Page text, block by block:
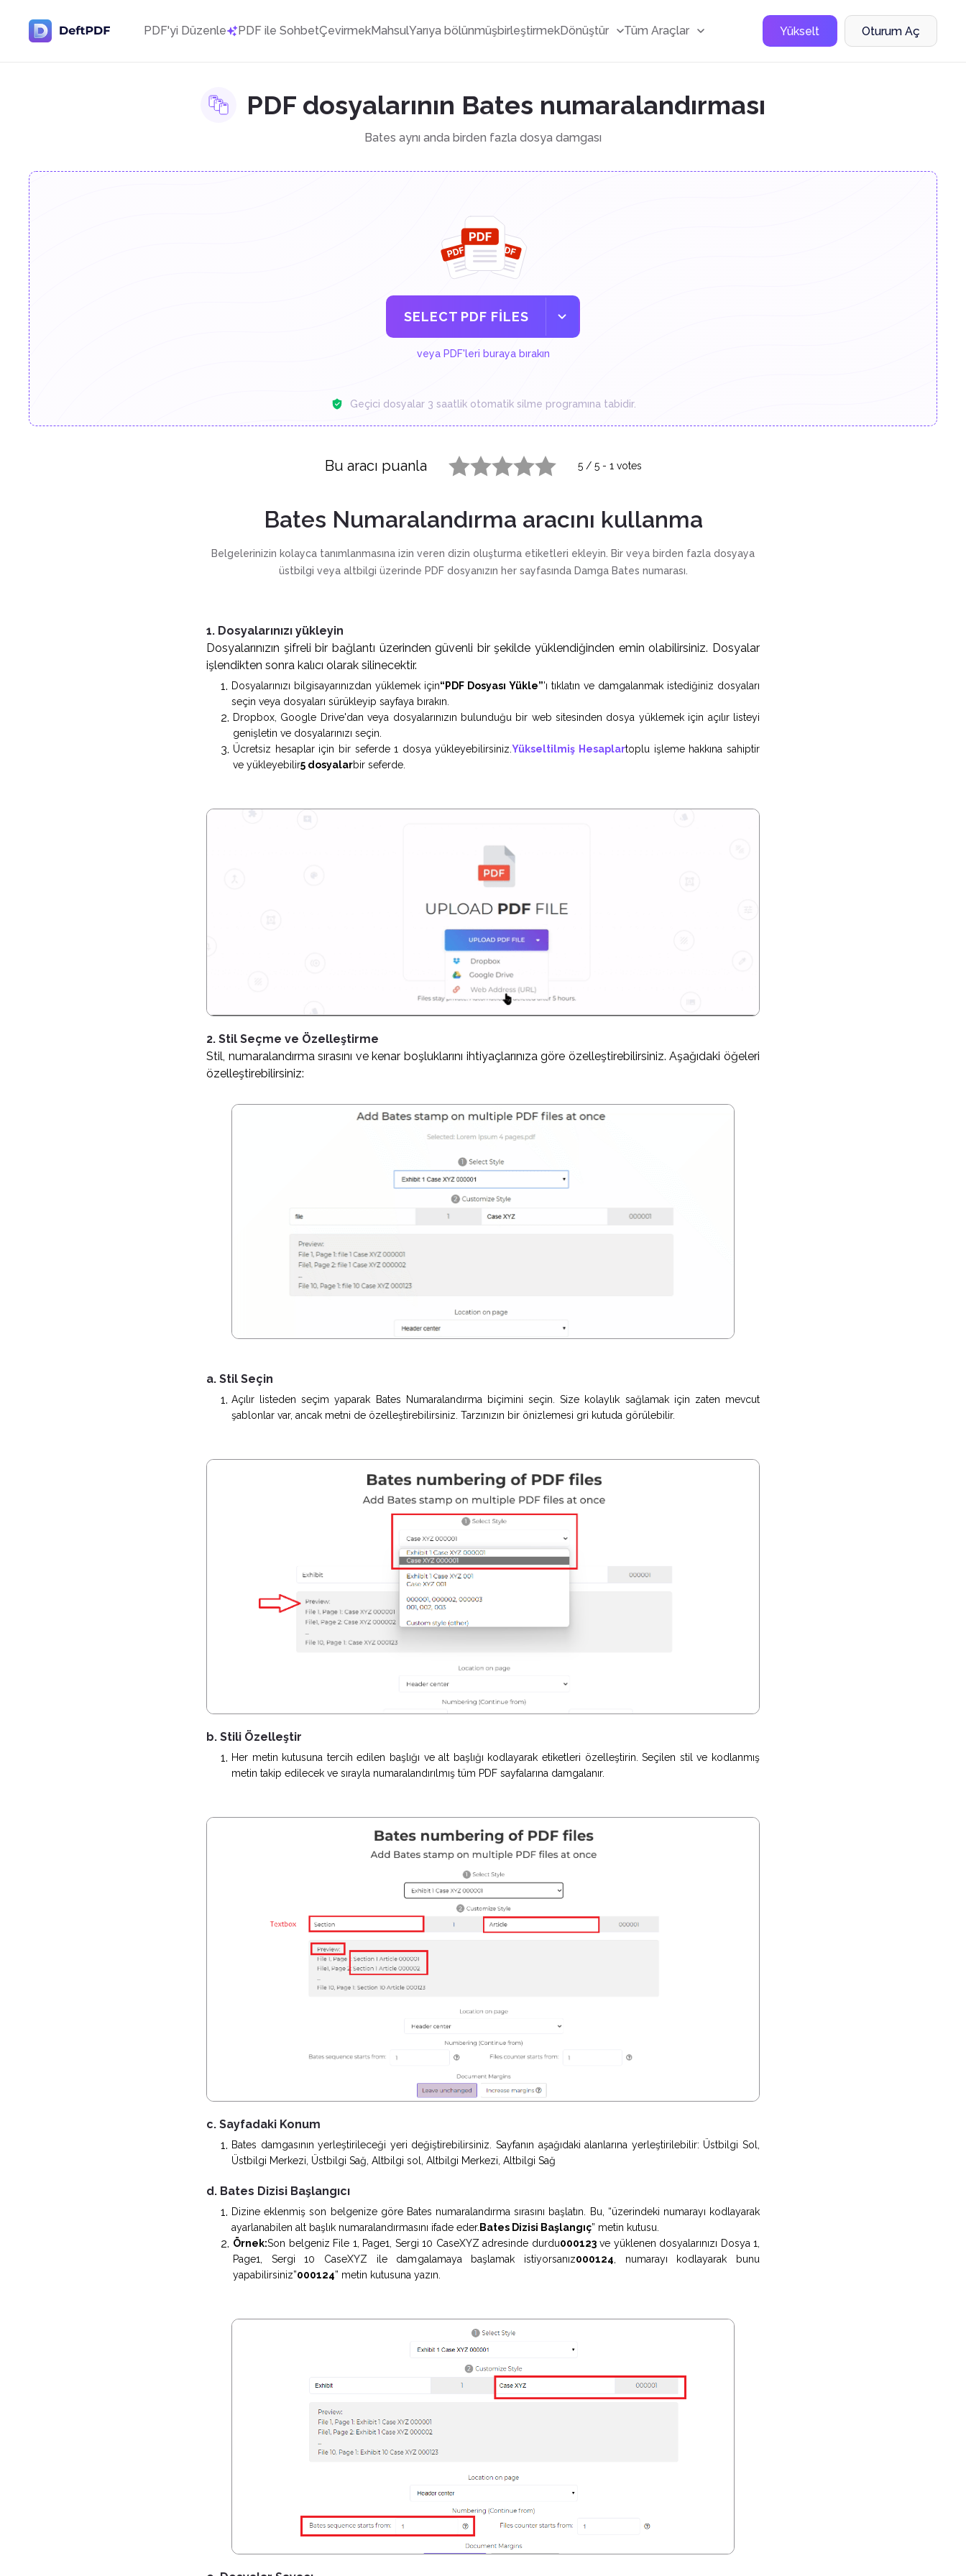
PDF'yi Düzenle PDF ile SohbetÇevirmekMahsulYarıya bölünmüşbirleştirmekDönüştür Tüm Araçlar Yükselt Oturum Aç
PDF dosyalarının Bates numaralandırması
Bates aynı anda birden fazla dosya damgası
SELECT PDF FILES
veya PDF'leri buraya bırakın
Geçici dosyalar 3 saatlik otomatik silme programına tabidir.
Bu aracı puanla 5/ 5- 1 votes
Bates Numaralandırma aracını kullanma
Belgelerinizin kolayca tanımlanmasına izin veren dizin oluşturma etiketleri ekleyin. Bir veya birden fazla dosyaya
üstbilgi veya altbilgi üzerinde PDF dosyanızın her sayfasında Damga Bates numarası.
1. Dosyalarınızı yükleyin
Dosyalarınızın şifreli bir bağlantı üzerinden güvenli bir şekilde yüklendiğinden emin olabilirsiniz. Dosyalar
işlendikten sonra kalıcı olarak silinecektir.
Dosyalarınızı bilgisayarınızdan yüklemek için“PDF Dosyası Yükle”'ı tıklatın ve damgalanmak istediğiniz dosyaları
seçin veya dosyaları sürükleyip sayfaya bırakın.
Dropbox, Google Drive'dan veya dosyalarınızın bulunduğu bir web sitesinden dosya yüklemek için açılır listeyi
genişletin ve dosyalarınızı seçin.
Ücretsiz hesaplar için bir seferde 1 dosya yükleyebilirsiniz.Yükseltilmiş Hesaplartoplu işleme hakkına sahiptir
ve yükleyebilir5 dosyalarbir seferde.
2. Stil Seçme ve Özelleştirme
Stil, numaralandırma sırasını ve kenar boşluklarını ihtiyaçlarınıza göre özelleştirebilirsiniz. Aşağıdaki öğeleri
özelleştirebilirsiniz:
a. Stil Seçin
Açılır listeden seçim yaparak Bates Numaralandırma biçimini seçin. Size kolaylık sağlamak için zaten mevcut
şablonlar var, ancak metni de özelleştirebilirsiniz. Tarzınızın bir önizlemesi gri kutuda görülebilir.
b. Stili Özelleştir
Her metin kutusuna tercih edilen başlığı ve alt başlığı kodlayarak etiketleri özelleştirin. Seçilen stil ve kodlanmış
metin takip edilecek ve sırayla numaralandırılmış tüm PDF sayfalarına damgalanır.
c. Sayfadaki Konum
Bates damgasının yerleştirileceği yeri değiştirebilirsiniz. Sayfanın aşağıdaki alanlarına yerleştirilebilir: Üstbilgi Sol,
Üstbilgi Merkezi, Üstbilgi Sağ, Altbilgi sol, Altbilgi Merkezi, Altbilgi Sağ
d. Bates Dizisi Başlangıcı
Dizine eklenmiş son belgenize göre Bates numaralandırma sırasını başlatın. Bu, “üzerindeki numarayı kodlayarak
ayarlanabilen alt başlık numaralandırmasını ifade eder. Bates Dizisi Başlangıç” metin kutusu.
Örnek:Son belgeniz File 1, Page1, Sergi 10 CaseXYZ adresinde durdu000123ve yüklenen dosyalarınızı Dosya 1,
Page1, Sergi 10 CaseXYZ ile damgalamaya başlamak istiyorsanız000124 , numarayı kodlayarak bunu
yapabilirsiniz”000124” metin kutusuna yazın.